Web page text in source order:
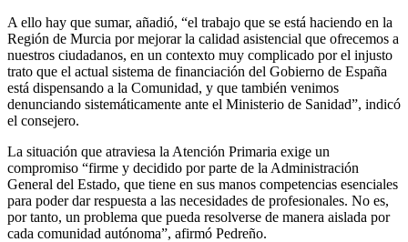
A ello hay que sumar, añadió, “el trabajo que se está haciendo en la
Región de Murcia por mejorar la calidad asistencial que ofrecemos a
nuestros ciudadanos, en un contexto muy complicado por el injusto
trato que el actual sistema de financiación del Gobierno de España
está dispensando a la Comunidad, y que también venimos
denunciando sistemáticamente ante el Ministerio de Sanidad”, indicó
el consejero.
La situación que atraviesa la Atención Primaria exige un
compromiso “firme y decidido por parte de la Administración
General del Estado, que tiene en sus manos competencias esenciales
para poder dar respuesta a las necesidades de profesionales. No es,
por tanto, un problema que pueda resolverse de manera aislada por
cada comunidad autónoma”, afirmó Pedreño.